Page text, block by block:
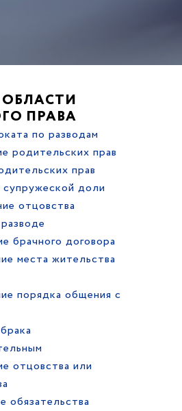
ОБЛАСТИ
ПРАВА
по разводам
родительских прав
прав
доли
отцовства
брачного договора
места жительства
порядка общения с
отцовства или
обязательства